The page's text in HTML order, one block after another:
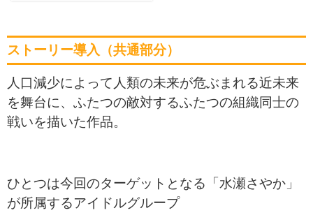
ストーリー導入（共通部分）
人口減少によって人類の未来が危ぶまれる近未来
を舞台に、ふたつの敵対するふたつの組織同士の
戦いを描いた作品。
ひとつは今回のターゲットとなる「水瀬さやか」
が所属するアイドルグループ